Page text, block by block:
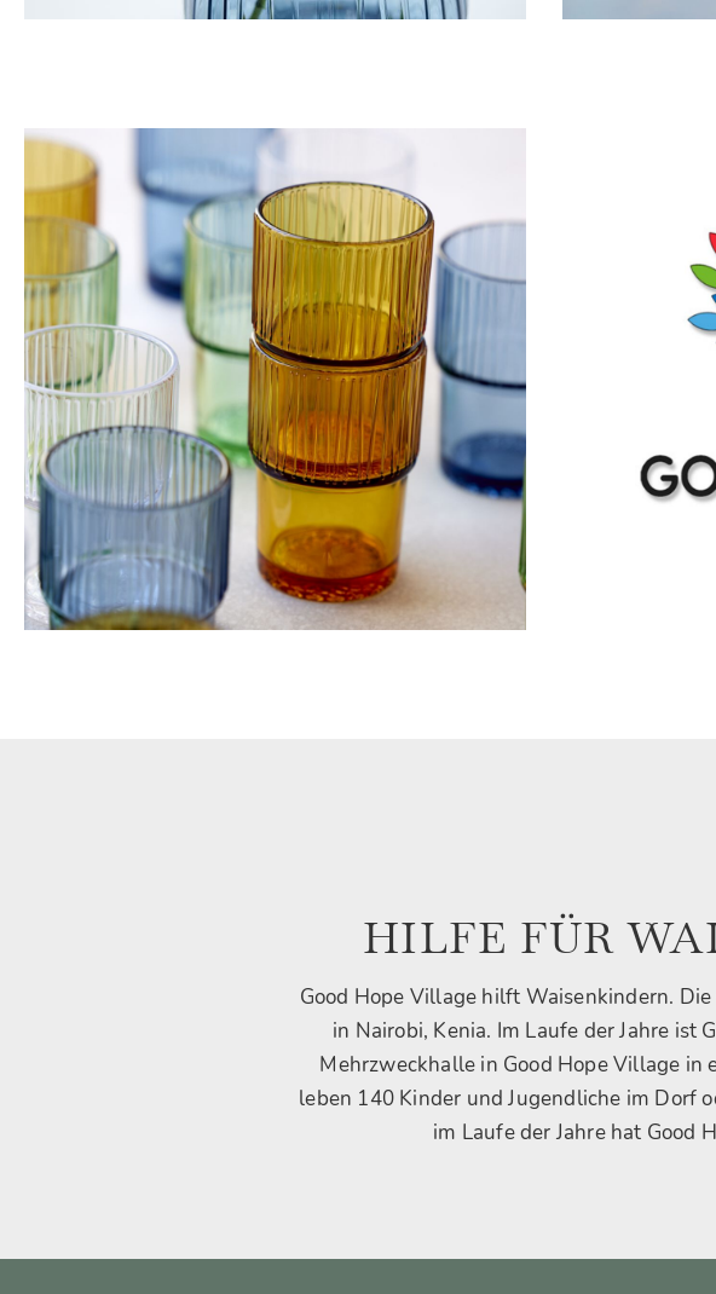
HILFE FÜR
Good Hope Village hilft Waisenkindern.
in Nairobi, Kenia. Im Laufe der Jahre ist
Mehrzweckhalle in Good Hope Village
leben 140 Kinder und Jugendliche im Dorf
im Laufe der Jahre hat Good